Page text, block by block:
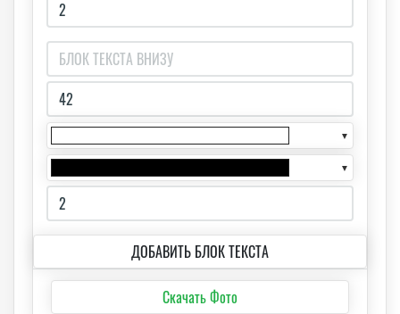
▼
▼
ДОБАВИТЬ БЛОК ТЕКСТА
Скачать Фото